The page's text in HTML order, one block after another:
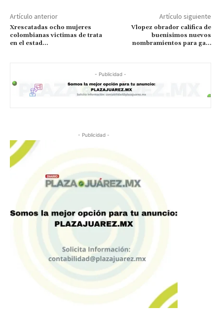
Artículo anterior
Xrescatadas ocho mujeres
colombianas victimas de trata
en el estad…
Artículo siguiente
Vlopez obrador califica de
buenisimos nuevos
nombramientos para ga…
- Publicidad -
- Publicidad -